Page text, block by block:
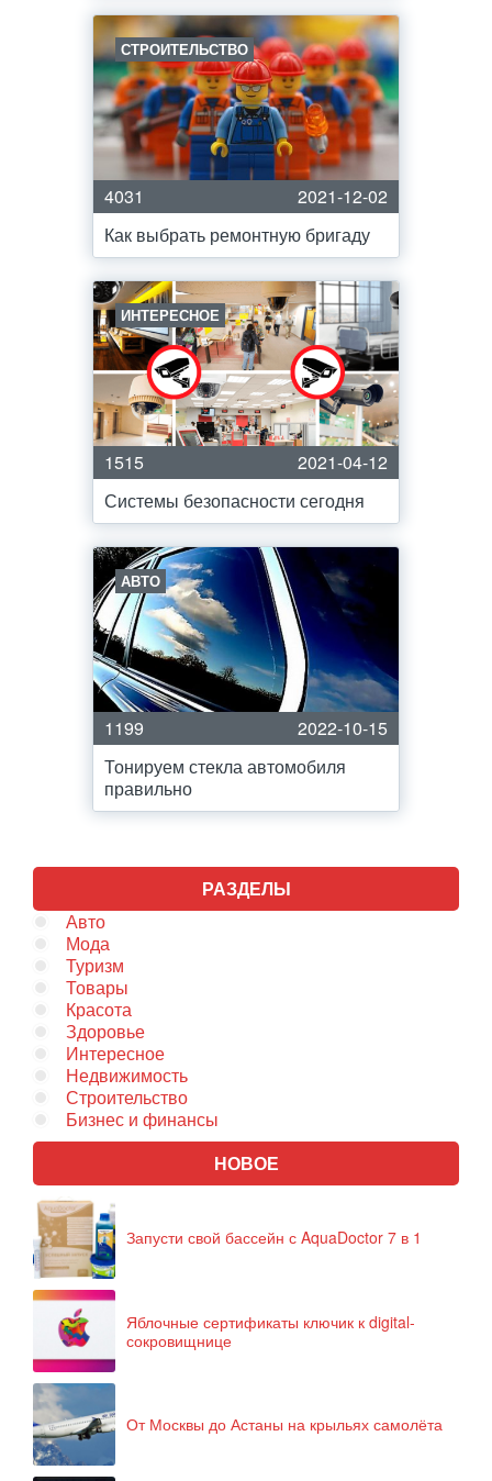
СТРОИТЕЛЬСТВО
4031
2021-12-02
Как выбрать ремонтную бригаду
ИНТЕРЕСНОЕ
1515
2021-04-12
Системы безопасности сегодня
АВТО
1199
2022-10-15
Тонируем стекла автомобиля
правильно
РАЗДЕЛЫ
Авто
Мода
Туризм
Товары
Красота
Здоровье
Интересное
Недвижимость
Строительство
Бизнес и финансы
НОВОЕ
Запусти свой бассейн с AquaDoctor 7 в 1
Яблочные сертификаты ключик к digital-
сокровищнице
От Москвы до Астаны на крыльях самолёта